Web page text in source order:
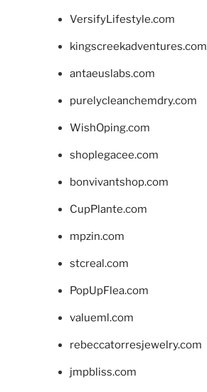
VersifyLifestyle.com
kingscreekadventures.com
antaeuslabs.com
purelycleanchemdry.com
WishOping.com
shoplegacee.com
bonvivantshop.com
CupPlante.com
mpzin.com
stcreal.com
PopUpFlea.com
valueml.com
rebeccatorresjewelry.com
jmpbliss.com